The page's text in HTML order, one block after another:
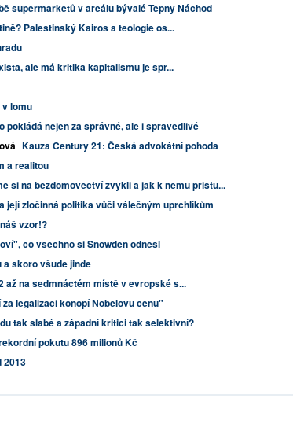
supermarketů v areálu bývalé Tepny Náchod
Palestinský Kairos a teologie os...
ale má kritika kapitalismu je spr...
lomu
pokládá nejen za správné, ale i spravedlivé
Kauza Century 21: Česká advokátní pohoda
a realitou
si na bezdomovectví zvykli a jak k němu přistu...
její zločinná politika vůči válečným uprchlíkům
vzor!?
co všechno si Snowden odnesl
a skoro všude jinde
až na sedmnáctém místě v evropské s...
legalizaci konopí Nobelovu cenu"
tak slabé a západní kritici tak selektivní?
pokutu 896 milionů Kč
2013